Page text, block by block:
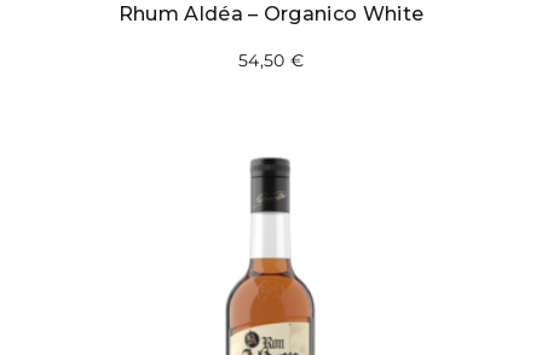
Rhum Aldéa – Organico White
54,50 €